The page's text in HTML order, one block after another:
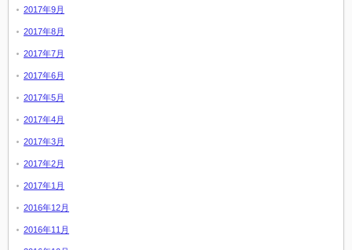
2017年9月
2017年8月
2017年7月
2017年6月
2017年5月
2017年4月
2017年3月
2017年2月
2017年1月
2016年12月
2016年11月